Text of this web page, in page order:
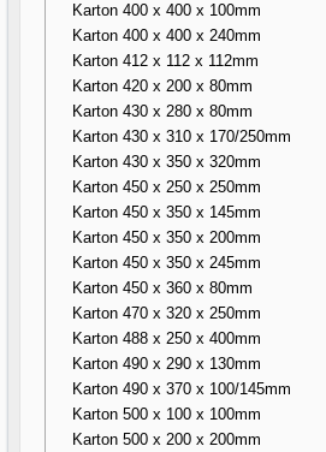
Karton 400 x 400 x 100mm
Karton 400 x 400 x 240mm
Karton 412 x 112 x 112mm
Karton 420 x 200 x 80mm
Karton 430 x 280 x 80mm
Karton 430 x 310 x 170/250mm
Karton 430 x 350 x 320mm
Karton 450 x 250 x 250mm
Karton 450 x 350 x 145mm
Karton 450 x 350 x 200mm
Karton 450 x 350 x 245mm
Karton 450 x 360 x 80mm
Karton 470 x 320 x 250mm
Karton 488 x 250 x 400mm
Karton 490 x 290 x 130mm
Karton 490 x 370 x 100/145mm
Karton 500 x 100 x 100mm
Karton 500 x 200 x 200mm